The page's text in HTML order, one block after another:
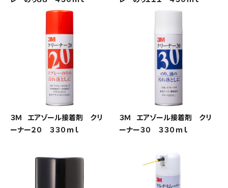
３Ｍ エアゾール接着剤 クリ
ーナー２０ ３３０ｍｌ
３Ｍ エアゾール接着剤 クリ
ーナー３０ ３３０ｍｌ